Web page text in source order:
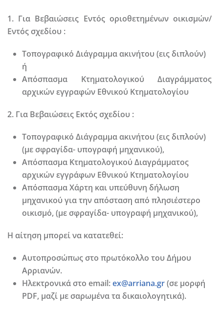
1. Για Βεβαιώσεις Εντός οριοθετημένων οικισμών/
Εντός σχεδίου :
Τοπογραφικό Διάγραμμα ακινήτου (εις διπλούν)
ή
Απόσπασμα Κτηματολογικού Διαγράμματος
αρχικών εγγραφών Εθνικού Κτηματολογίου
2. Για Βεβαιώσεις Εκτός σχεδίου :
Τοπογραφικό Διάγραμμα ακινήτου (εις διπλούν)
(με σφραγίδα- υπογραφή μηχανικού),
Απόσπασμα Κτηματολογικού Διαγράμματος
αρχικών εγγράφων Εθνικού Κτηματολογίου
Απόσπασμα Χάρτη και υπεύθυνη δήλωση
μηχανικού για την απόσταση από πλησιέστερο
οικισμό, (με σφραγίδα- υπογραφή μηχανικού),
Η αίτηση μπορεί να κατατεθεί:
Αυτοπροσώπως στο πρωτόκολλο του Δήμου
Αρριανών.
Ηλεκτρονικά στο email:ex@arriana.gr(σε μορφή
PDF, μαζί με σαρωμένα τα δικαιολογητικά).